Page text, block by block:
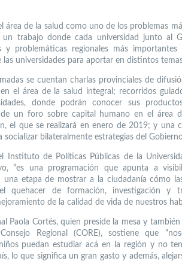
área de la salud como uno de los problemas
un trabajo donde cada universidad junto al
y problemáticas regionales más
universidades para aportar en distintos
se cuentan charlas provinciales de
el área de la salud integral; recorridos
donde podrán conocer sus
de un foro sobre capital humano en el área
el que se realizará en enero de 2019; y una
bilateralmente estrategias del
Instituto de Políticas Públicas de la
“es una programación que apunta a
etapa de mostrar a la ciudadanía cómo
quehacer de formación, investigación y
de la calidad de vida de nuestros
Paola Cortés, quien preside la mesa y
Regional (CORE), sostiene que
puedan estudiar acá en la región y no
lo que significa un gran gasto y además,